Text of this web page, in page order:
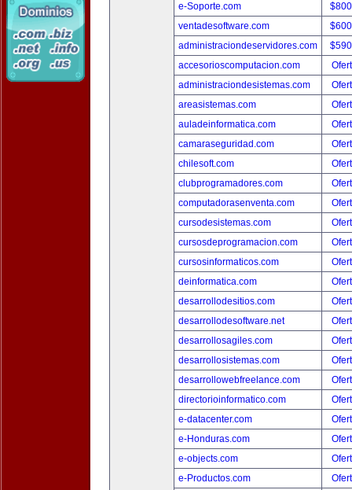
e-Soporte.com
ventadesoftware.com
administraciondeservidores.com
accesorioscomputacion.com
administraciondesistemas.com
areasistemas.com
auladeinformatica.com
camaraseguridad.com
chilesoft.com
clubprogramadores.com
computadorasenventa.com
cursodesistemas.com
cursosdeprogramacion.com
cursosinformaticos.com
deinformatica.com
desarrollodesitios.com
desarrollodesoftware.net
desarrollosagiles.com
desarrollosistemas.com
desarrollowebfreelance.com
directorioinformatico.com
e-datacenter.com
e-Honduras.com
e-objects.com
e-Productos.com